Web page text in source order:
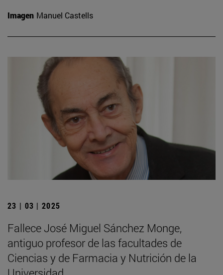
Imagen Manuel Castells
23 | 03 | 2025
Fallece José Miguel Sánchez Monge,
antiguo profesor de las facultades de
Ciencias y de Farmacia y Nutrición de la